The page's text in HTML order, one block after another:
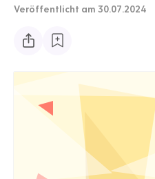
Veröffentlicht am 30.07.2024